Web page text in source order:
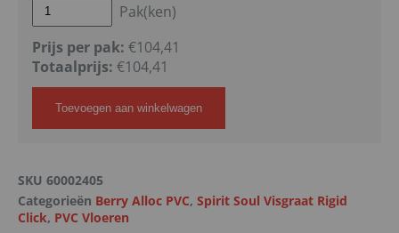
Pak(ken)
Prijs per pak: €104,41
Totaalprijs: €104,41
Toevoegen aan winkelwagen
SKU 60002405
Categorieën Berry Alloc PVC, Spirit Soul Visgraat Rigid
Click, PVC Vloeren